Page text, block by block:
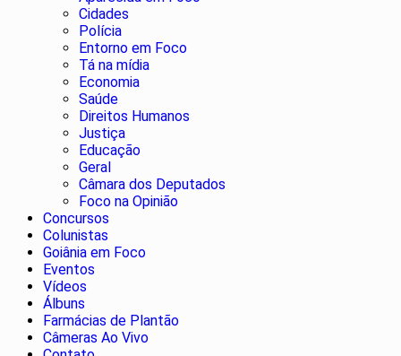
Cidades
Polícia
Entorno em Foco
Tá na mídia
Economia
Saúde
Direitos Humanos
Justiça
Educação
Geral
Câmara dos Deputados
Foco na Opinião
Concursos
Colunistas
Goiânia em Foco
Eventos
Vídeos
Álbuns
Farmácias de Plantão
Câmeras Ao Vivo